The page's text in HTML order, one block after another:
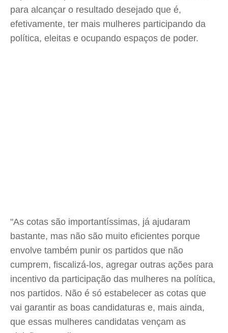
para alcançar o resultado desejado que é,
efetivamente, ter mais mulheres participando da
política, eleitas e ocupando espaços de poder.
"As cotas são importantíssimas, já ajudaram
bastante, mas não são muito eficientes porque
envolve também punir os partidos que não
cumprem, fiscalizá-los, agregar outras ações para
incentivo da participação das mulheres na política,
nos partidos. Não é só estabelecer as cotas que
vai garantir as boas candidaturas e, mais ainda,
que essas mulheres candidatas vençam as